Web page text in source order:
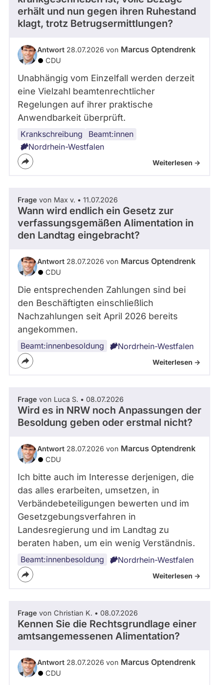
erhält und nun gegen ihren Ruhestand
klagt, trotz Betrugsermittlungen?
Antwort 28.07.2026 von Marcus Optendrenk
CDU
Unabhängig vom Einzelfall werden derzeit
eine Vielzahl beamtenrechtlicher
Regelungen auf ihrer praktische
Anwendbarkeit überprüft.
Krankschreibung
Beamt:innen
Nordrhein-Westfalen
Weiterlesen ->
Frage von Max v. • 11.07.2026
Wann wird endlich ein Gesetz zur
verfassungsgemäßen Alimentation in
den Landtag eingebracht?
Antwort 28.07.2026 von Marcus Optendrenk
CDU
Die entsprechenden Zahlungen sind bei
den Beschäftigten einschließlich
Nachzahlungen seit April 2026 bereits
angekommen.
Beamt:innenbesoldung Nordrhein-Westfalen
Weiterlesen ->
Frage von Luca S. • 08.07.2026
Wird es in NRW noch Anpassungen der
Besoldung geben oder erstmal nicht?
Antwort 28.07.2026 von Marcus Optendrenk
CDU
Ich bitte auch im Interesse derjenigen, die
das alles erarbeiten, umsetzen, in
Verbändebeteiligungen bewerten und im
Gesetzgebungsverfahren in
Landesregierung und im Landtag zu
beraten haben, um ein wenig Verständnis.
Beamt:innenbesoldung Nordrhein-Westfalen
Weiterlesen ->
Frage von Christian K. • 08.07.2026
Kennen Sie die Rechtsgrundlage einer
amtsangemessenen Alimentation?
Antwort 28.07.2026 von Marcus Optendrenk
CDU